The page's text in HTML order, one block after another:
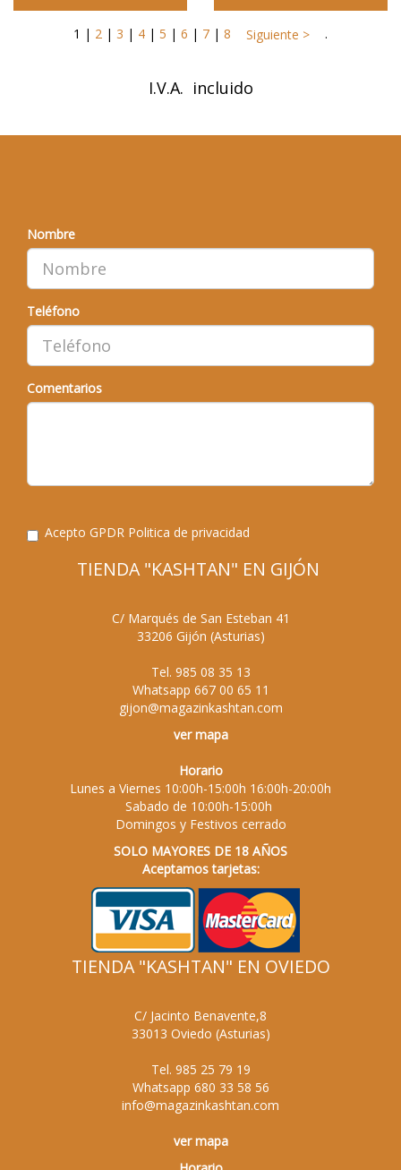
1 | 2 | 3 | 4 | 5 | 6 | 7 | 8 Siguiente > .
I.V.A. incluido
Nombre
Teléfono
Comentarios
Acepto GPDR Politica de privacidad
TIENDA "KASHTAN" EN GIJÓN
C/ Marqués de San Esteban 41
33206 Gijón (Asturias)
Tel. 985 08 35 13
Whatsapp 667 00 65 11
gijon@magazinkashtan.com
ver mapa
Horario
Lunes a Viernes 10:00h-15:00h 16:00h-20:00h
Sabado de 10:00h-15:00h
Domingos y Festivos cerrado
SOLO MAYORES DE 18 AÑOS
Aceptamos tarjetas:
TIENDA "KASHTAN" EN OVIEDO
C/ Jacinto Benavente,8
33013 Oviedo (Asturias)
Tel. 985 25 79 19
Whatsapp 680 33 58 56
info@magazinkashtan.com
ver mapa